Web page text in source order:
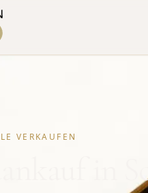
VERKAUFEN
in